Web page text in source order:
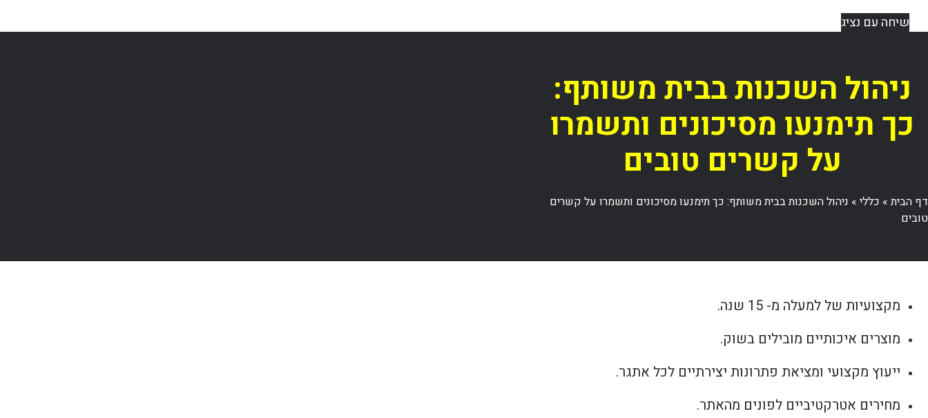
שיחה עם נציג
ניהול השכנות בבית משותף:
כך תימנעו מסיכונים ותשמרו
על קשרים טובים
דף הבית» כללי » ניהול השכנות בבית משותף: כך תימנעו מסיכונים ותשמרו על קשרים
טובים
מקצועיות של למעלה מ- 15 שנה.
מוצרים איכותיים מובילים בשוק.
ייעוץ מקצועי ומציאת פתרונות יצירתיים לכל אתגר.
מחירים אטרקטיביים לפונים מהאתר.